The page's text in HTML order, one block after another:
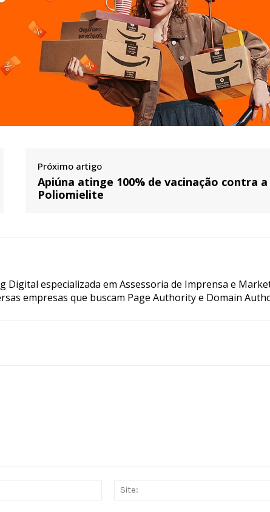
Próximo artigo
Apiúna atinge 100% de vacinação contra a
Poliomielite
Digital especializada em Assessoria de Imprensa e
empresas que buscam Page Authority e Domain